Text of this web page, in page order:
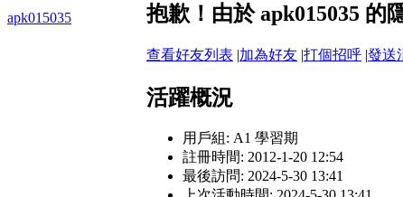
apk015035 抱歉！由於 apk015035 的
查看好友列表 |加為好友 |打個招呼 |發送
活躍概況
用戶組: A1 學習期
註冊時間: 2012-1-20 12:54
最後訪問: 2024-5-30 13:41